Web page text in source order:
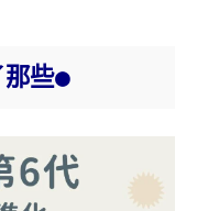
些●